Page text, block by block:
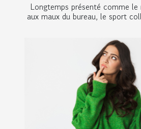
Longtemps présenté comme le
aux maux du bureau, le sport